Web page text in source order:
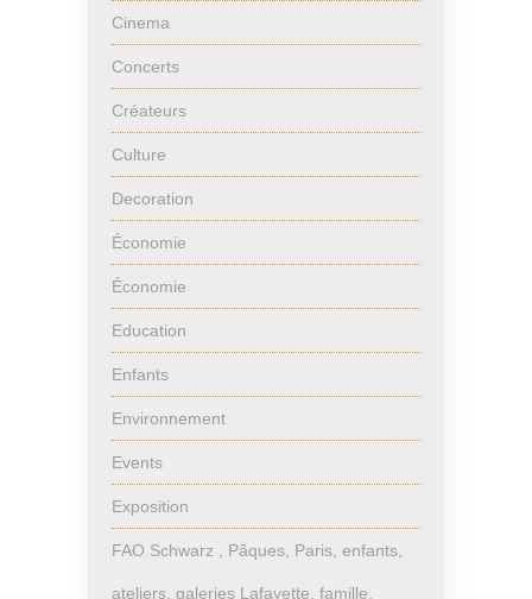
Cinema
Concerts
Créateurs
Culture
Decoration
Économie
Économie
Education
Enfants
Environnement
Events
Exposition
FAO Schwarz , Pâques, Paris, enfants,
ateliers, galeries Lafayette, famille,